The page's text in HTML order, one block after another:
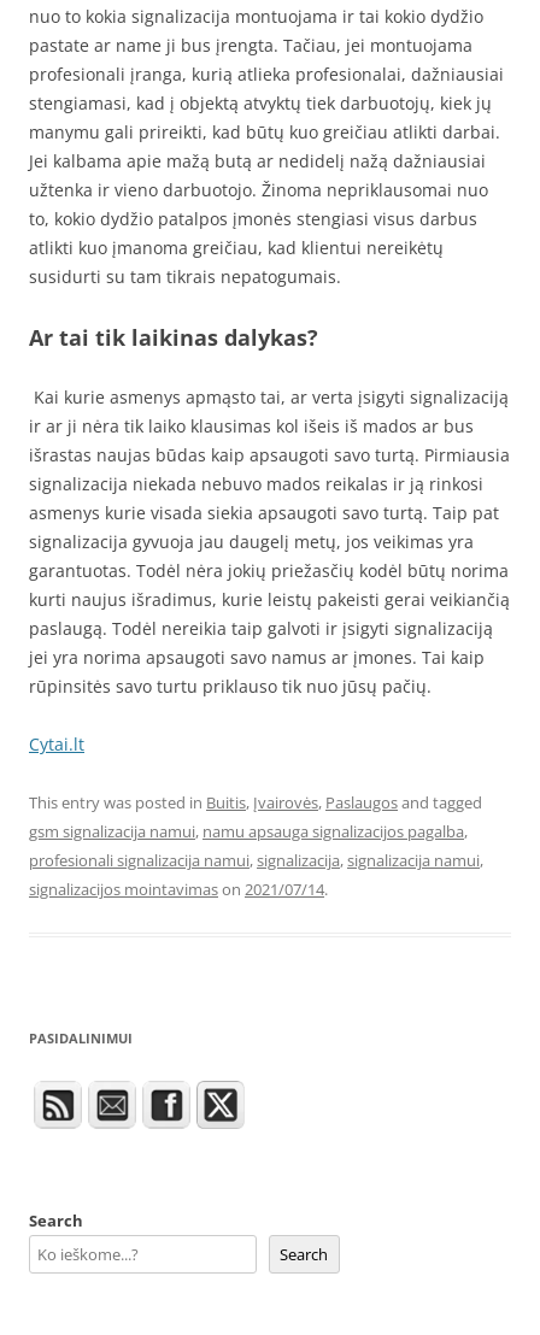
nuo to kokia signalizacija montuojama ir tai kokio dydžio
pastate ar name ji bus įrengta. Tačiau, jei montuojama
profesionali įranga, kurią atlieka profesionalai, dažniausiai
stengiamasi, kad į objektą atvyktų tiek darbuotojų, kiek jų
manymu gali prireikti, kad būtų kuo greičiau atlikti darbai.
Jei kalbama apie mažą butą ar nedidelį nažą dažniausiai
užtenka ir vieno darbuotojo. Žinoma nepriklausomai nuo
to, kokio dydžio patalpos įmonės stengiasi visus darbus
atlikti kuo įmanoma greičiau, kad klientui nereikėtų
susidurti su tam tikrais nepatogumais.
Ar tai tik laikinas dalykas?
Kai kurie asmenys apmąsto tai, ar verta įsigyti signalizaciją
ir ar ji nėra tik laiko klausimas kol išeis iš mados ar bus
išrastas naujas būdas kaip apsaugoti savo turtą. Pirmiausia
signalizacija niekada nebuvo mados reikalas ir ją rinkosi
asmenys kurie visada siekia apsaugoti savo turtą. Taip pat
signalizacija gyvuoja jau daugelį metų, jos veikimas yra
garantuotas. Todėl nėra jokių priežasčių kodėl būtų norima
kurti naujus išradimus, kurie leistų pakeisti gerai veikiančią
paslaugą. Todėl nereikia taip galvoti ir įsigyti signalizaciją
jei yra norima apsaugoti savo namus ar įmones. Tai kaip
rūpinsitės savo turtu priklauso tik nuo jūsų pačių.
Cytai.lt
This entry was posted in Buitis, Įvairovės, Paslaugosand tagged
gsm signalizacija namui, namu apsauga signalizacijos pagalba,
profesionali signalizacija namui,signalizacija,signalizacija namui,
signalizacijos mointavimason 2021/07/14.
PASIDALINIMUI
Search
Search